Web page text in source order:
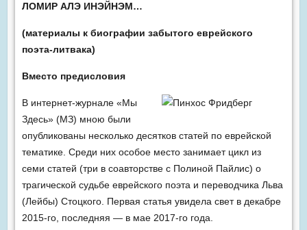
ЛОМИР АЛЭ ИНЭЙНЭМ…
(материалы к биографии забытого еврейского
поэта-литвака)
Вместо предисловия
В интернет-журнале «Мы
Здесь» (МЗ) мною были
опубликованы несколько десятков статей по еврейской
тематике. Среди них особое место занимает цикл из
семи статей (три в соавторстве с Полиной Пайлис) о
трагической судьбе еврейского поэта и переводчика Льва
(Лейбы) Стоцкого. Первая статья увидела свет в декабре
2015-го, последняя — в мае 2017-го года.